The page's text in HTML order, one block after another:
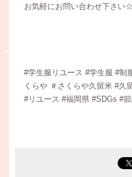
お気軽にお問い合わせ下さい☆
#学生服リユース #学生服 #制
くらや ＃さくらや久留米 #久
#リユース #福岡県 #SDGs #